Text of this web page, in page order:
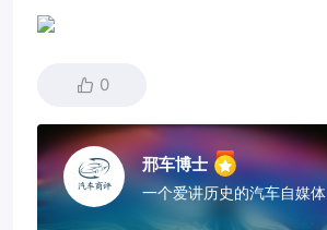
0
邢车博士
一个爱讲历史的汽车自媒体